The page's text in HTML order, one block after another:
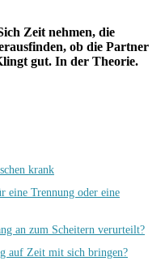
Zeit nehmen, die
ob die Partner
gut. In der Theorie.
krank
eine Trennung oder eine
an zum Scheitern verurteilt?
auf Zeit mit sich bringen?